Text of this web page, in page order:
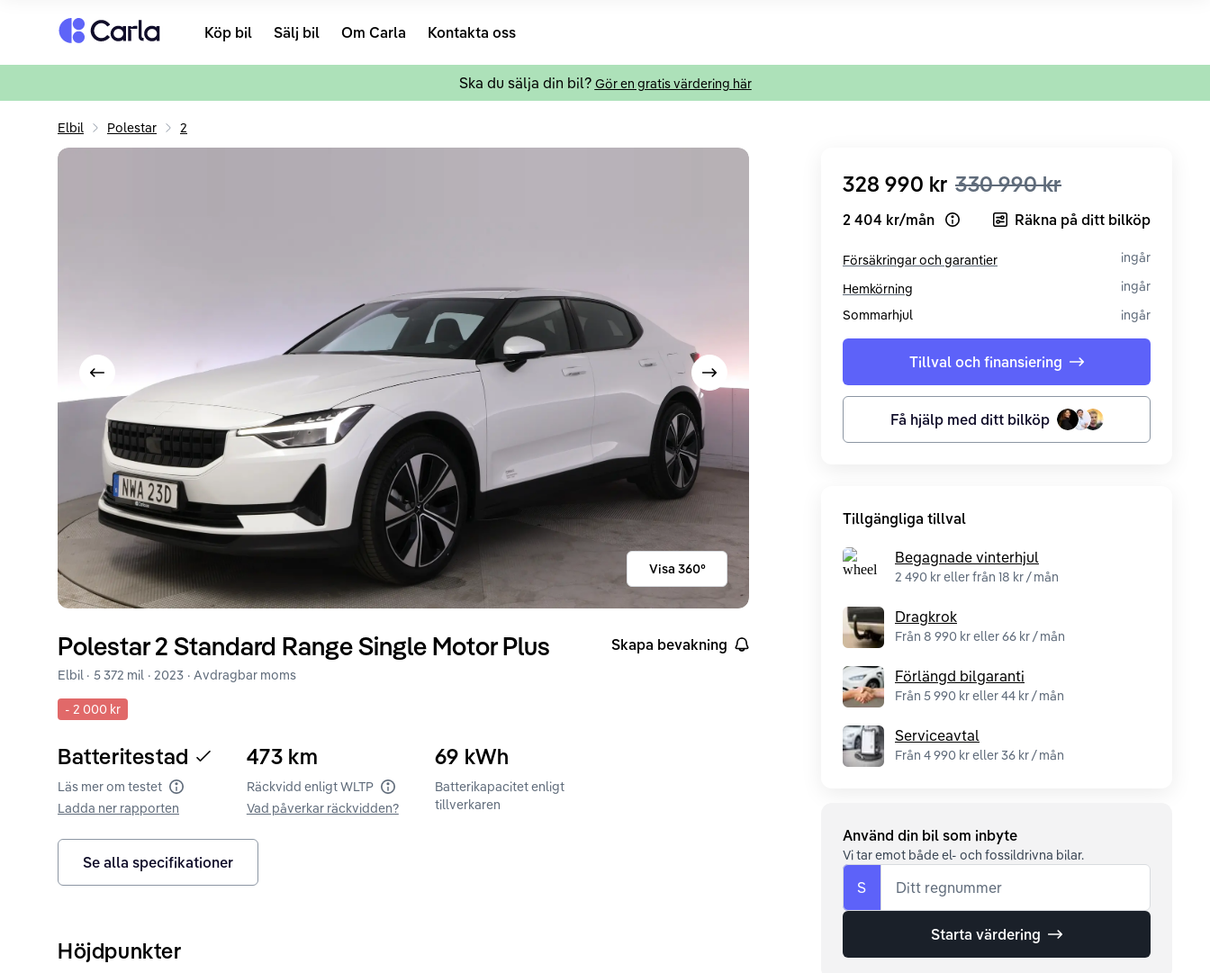
Tillbaka till startsidan Köp bil Sälj bil Om Carla Kontakta oss
Ska du sälja din bil? Gör en gratis värdering här
Elbil Polestar 2
Visa föregående bild Visa nästa bild
Visa 360°
Polestar2 Standard Range Single Motor Plus Skapa bevakning
Elbil · 5 372 mil · 2023 · Avdragbar moms
- 2 000 kr
Batteritestad
Läs mer om testet Batteritest
Ladda ner rapporten
473 km
Räckvidd enligt WLTP Räckvidd enligt WLTP
Vad påverkar räckvidden?
69 kWh
Batterikapacitet enligt
tillverkaren
Se alla specifikationer
Höjdpunkter
328 990 kr 330 990 kr
2 404 kr/mån Open loan exampleRäkna på ditt bilköp
Försäkringar och garantier
ingår
Hemkörning
ingår
Sommarhjul
ingår
Tillval och finansiering
Få hjälp med ditt bilköp
Tillgängliga tillval
Begagnade vinterhjul
2 490 kr eller från 18 kr / mån
Dragkrok
Från 8 990 kr eller 66 kr / mån
Förlängd bilgaranti
Från 5 990 kr eller 44 kr / mån
Serviceavtal
Från 4 990 kr eller 36 kr / mån
Använd din bil som inbyte
Vi tar emot både el- och fossildrivna bilar.
S Ditt regnummer
Starta värdering